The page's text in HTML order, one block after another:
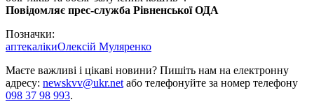
Повідомляє прес-служба Рівненської ОДА
Позначки:
аптекалікиОлексій Муляренко
Маєте важливі і цікаві новини? Пишіть нам на електронну
адресу: newskvv@ukr.netабо телефонуйте за номер телефону
098 37 98 993.